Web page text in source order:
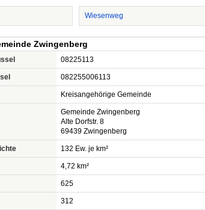
Wiesenweg
Zwingenberg
08225113
082255006113
Kreisangehörige Gemeinde
Gemeinde Zwingenberg
Alte Dorfstr. 8
69439 Zwingenberg
132 Ew. je km²
4,72 km²
625
312